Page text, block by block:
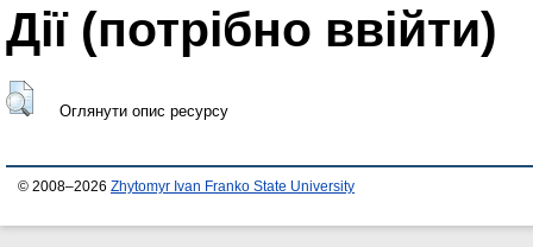
Дії ​​(потрібно ввійти)
Оглянути опис ресурсу
© 2008–2026 Zhytomyr Ivan Franko State University